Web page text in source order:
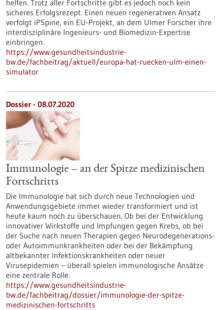
helfen. Trotz aller Fortschritte gibt es jedoch noch kein
sicheres Erfolgsrezept. Einen neuen regenerativen Ansatz
verfolgt iPSpine, ein EU-Projekt, an dem Ulmer Forscher ihre
interdisziplinäre Ingenieurs- und Biomedizin-Expertise
einbringen.
https://www.gesundheitsindustrie-
bw.de/fachbeitrag/aktuell/europa-hat-ruecken-ulm-einen-
simulator
Dossier - 08.07.2020
Immunologie – an der Spitze medizinischen
Fortschritts
Die Immunologie hat sich durch neue Technologien und
Anwendungsgebiete immer wieder transformiert und ist
heute kaum noch zu überschauen. Ob bei der Entwicklung
innovativer Wirkstoffe und Impfungen gegen Krebs, ob bei
der Suche nach neuen Therapien gegen Neurodegenerations-
oder Autoimmunkrankheiten oder bei der Bekämpfung
altbekannter Infektionskrankheiten oder neuer
Virusepidemien – überall spielen immunologische Ansätze
eine zentrale Rolle.
https://www.gesundheitsindustrie-
bw.de/fachbeitrag/dossier/immunologie-der-spitze-
medizinischen-fortschritts